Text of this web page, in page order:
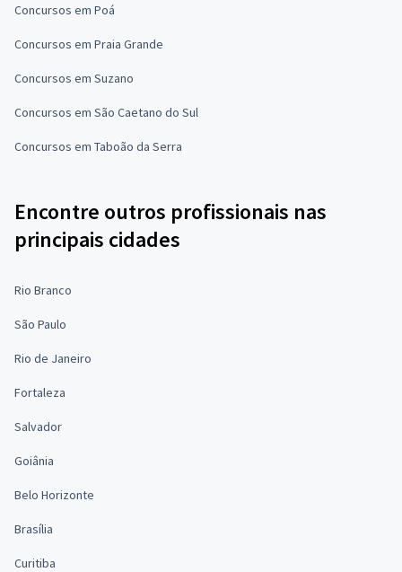
Concursos em Poá
Concursos em Praia Grande
Concursos em Suzano
Concursos em São Caetano do Sul
Concursos em Taboão da Serra
Encontre outros profissionais nas
principais cidades
Rio Branco
São Paulo
Rio de Janeiro
Fortaleza
Salvador
Goiânia
Belo Horizonte
Brasília
Curitiba